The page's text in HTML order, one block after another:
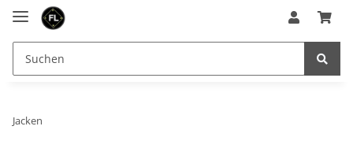
Jacken